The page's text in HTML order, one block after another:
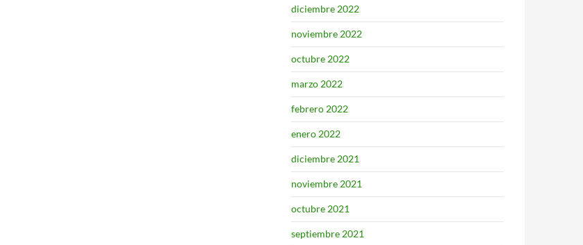
diciembre 2022
noviembre 2022
octubre 2022
marzo 2022
febrero 2022
enero 2022
diciembre 2021
noviembre 2021
octubre 2021
septiembre 2021